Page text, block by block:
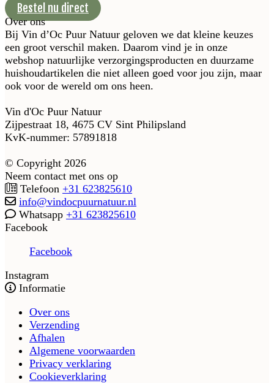
Bestel nu direct
Over ons
Bij Vin d’Oc Puur Natuur geloven we dat kleine keuzes
een groot verschil maken. Daarom vind je in onze
webshop natuurlijke verzorgingsproducten en duurzame
huishoudartikelen die niet alleen goed voor jou zijn, maar
ook voor de wereld om ons heen.
Vin d'Oc Puur Natuur
Zijpestraat 18, 4675 CV Sint Philipsland
KvK-nummer: 57891818
© Copyright 2026
Neem contact met ons op
Telefoon +31 623825610
info@vindocpuurnatuur.nl
Whatsapp +31 623825610
Facebook
Facebook
Instagram
Informatie
Over ons
Verzending
Afhalen
Algemene voorwaarden
Privacy verklaring
Cookieverklaring